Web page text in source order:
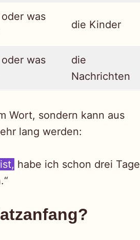
was
die Kinder
was
die
Nachrichten
Wort, sondern kann aus
lang werden:
habe ich schon drei Tage